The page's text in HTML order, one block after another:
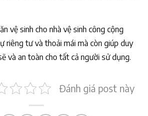
vệ sinh cho nhà vệ sinh công cộng
riêng tư và thoải mái mà còn giúp duy
và an toàn cho tất cả người sử dụng.
Đánh giá post này